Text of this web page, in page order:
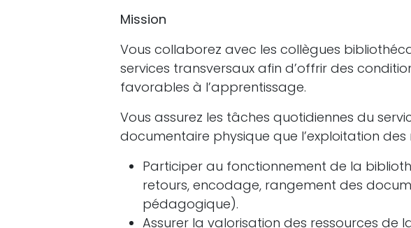
Mission
Vous collaborez avec les collègues
services transversaux afin d’offrir des
favorables à l’apprentissage.
Vous assurez les tâches quotidiennes du
documentaire physique que l’exploitation des
Participer au fonctionnement de la
retours, encodage, rangement des
pédagogique).
Assurer la valorisation des ressources de